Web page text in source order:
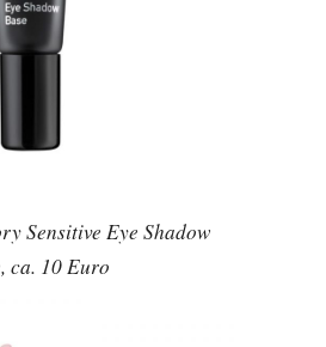
Sensitive Eye Shadow
ca. 10 Euro